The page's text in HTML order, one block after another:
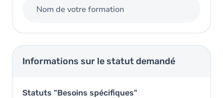
Nom de votre formation
Informations sur le statut demandé
Statuts "Besoins spécifiques"